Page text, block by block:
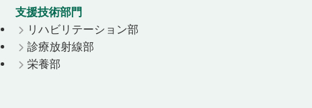
支援技術部門
リハビリテーション部
診療放射線部
栄養部